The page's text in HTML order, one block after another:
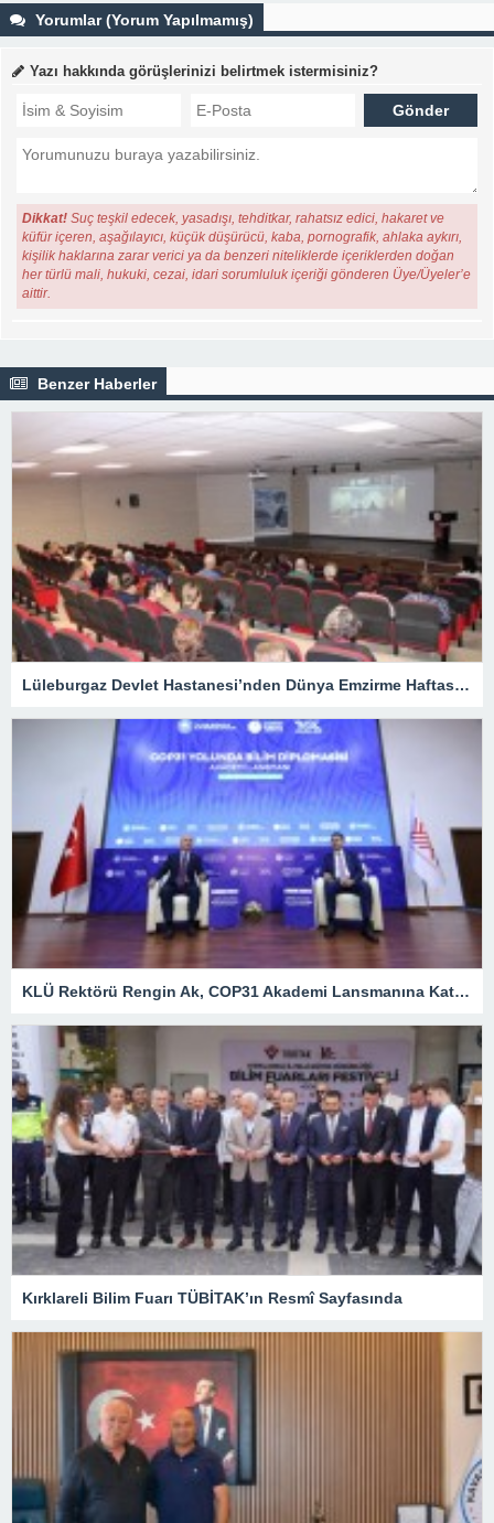
Yorumlar (Yorum Yapılmamış)
Yazı hakkında görüşlerinizi belirtmek istermisiniz?
Dikkat! Suç teşkil edecek, yasadışı, tehditkar, rahatsız edici, hakaret ve
küfür içeren, aşağılayıcı, küçük düşürücü, kaba, pornografik, ahlaka aykırı,
kişilik haklarına zarar verici ya da benzeri niteliklerde içeriklerden doğan
her türlü mali, hukuki, cezai, idari sorumluluk içeriği gönderen Üye/Üyeler’e
aittir.
Benzer Haberler
Lüleburgaz Devlet Hastanesi’nden Dünya Emzirme Haftası Katılımı
KLÜ Rektörü Rengin Ak, COP31 Akademi Lansmanına Katıldı
Kırklareli Bilim Fuarı TÜBİTAK’ın Resmî Sayfasında